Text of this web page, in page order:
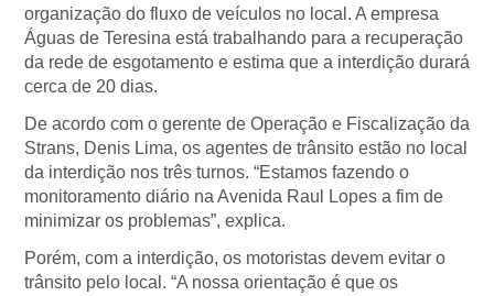
organização do fluxo de veículos no local. A empresa
Águas de Teresina está trabalhando para a recuperação
da rede de esgotamento e estima que a interdição durará
cerca de 20 dias.
De acordo com o gerente de Operação e Fiscalização da
Strans, Denis Lima, os agentes de trânsito estão no local
da interdição nos três turnos. “Estamos fazendo o
monitoramento diário na Avenida Raul Lopes a fim de
minimizar os problemas”, explica.
Porém, com a interdição, os motoristas devem evitar o
trânsito pelo local. “A nossa orientação é que os